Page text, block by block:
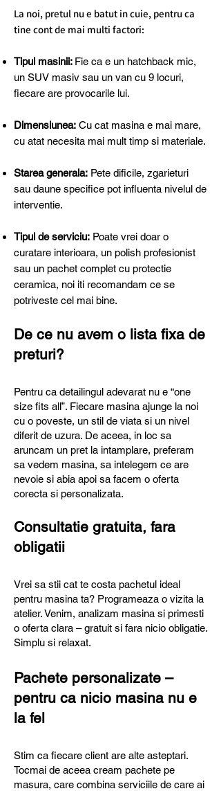
La noi, pretul nu e batut in cuie, pentru ca
tine cont de mai multi factori:
Tipul masinii: Fie ca e un hatchback mic,
un SUV masiv sau un van cu 9 locuri,
fiecare are provocarile lui.
Dimensiunea: Cu cat masina e mai mare,
cu atat necesita mai mult timp si materiale.
Starea generala: Pete dificile, zgarieturi
sau daune specifice pot influenta nivelul de
interventie.
Tipul de serviciu: Poate vrei doar o
curatare interioara, un polish profesionist
sau un pachet complet cu protectie
ceramica, noi iti recomandam ce se
potriveste cel mai bine.​
De ce nu avem o lista fixa de
preturi?
​Pentru ca detailingul adevarat nu e “one
size fits all”. Fiecare masina ajunge la noi
cu o poveste, un stil de viata si un nivel
diferit de uzura. De aceea, in loc sa
aruncam un pret la intamplare, preferam
sa vedem masina, sa intelegem ce are
nevoie si abia apoi sa facem o oferta
corecta si personalizata.
Consultatie gratuita, fara
obligatii
​Vrei sa stii cat te costa pachetul ideal
pentru masina ta? Programeaza o vizita la
atelier. Venim, analizam masina si primesti
o oferta clara – gratuit si fara nicio obligatie.
Simplu si relaxat.
Pachete personalizate –
pentru ca nicio masina nu e
la fel
​Stim ca fiecare client are alte asteptari.
Tocmai de aceea cream pachete pe
masura, care combina serviciile de care ai